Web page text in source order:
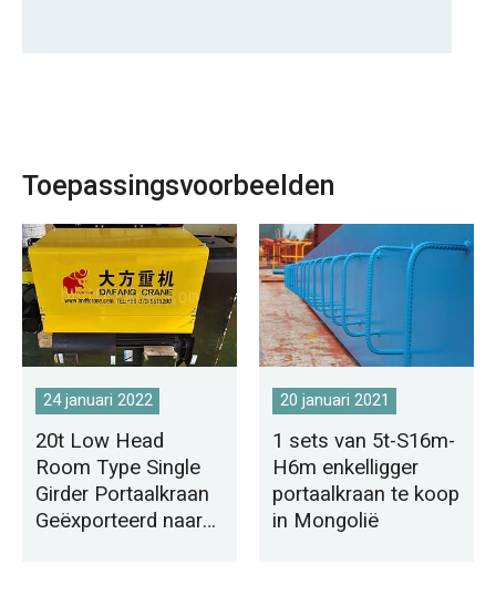
Toepassingsvoorbeelden
24 januari 2022
20t Low Head
Room Type Single
Girder Portaalkraan
Geëxporteerd naar
20 januari 2021
1 sets van 5t-S16m-
H6m enkelligger
portaalkraan te koop
in Mongolië